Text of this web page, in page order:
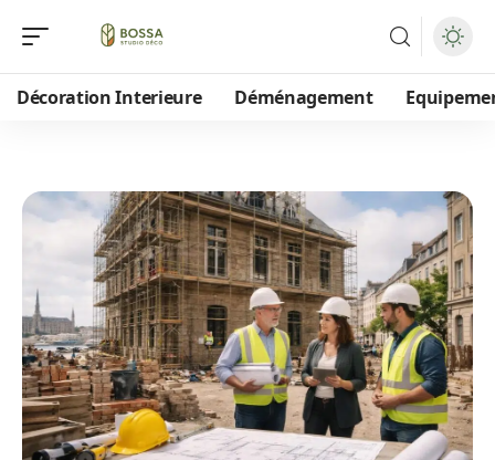
Décoration Interieure Déménagement